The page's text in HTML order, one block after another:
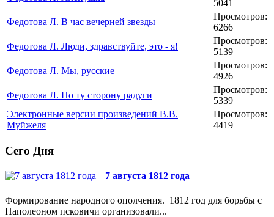
5041
Федотова Л. В час вечерней звезды
Просмотров:
6266
Федотова Л. Люди, здравствуйте, это - я!
Просмотров:
5139
Федотова Л. Мы, русские
Просмотров:
4926
Федотова Л. По ту сторону радуги
Просмотров:
5339
Электронные версии произведений В.В.
Муйжеля
Просмотров:
4419
Сего Дня
7 августа 1812 года
Формирование народного ополчения. 1812 год для борьбы с
Наполеоном псковичи организовали...